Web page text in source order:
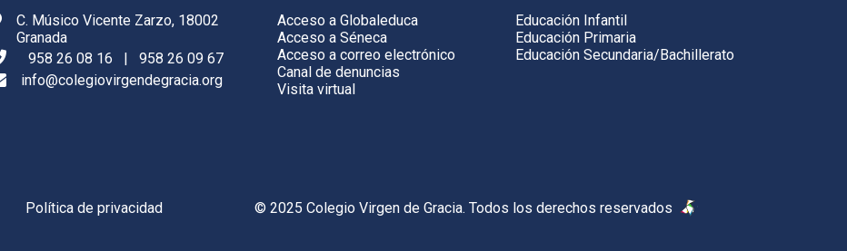
C. Músico Vicente Zarzo, 18002
Granada
958 26 08 16
|
958 26 09 67
info@colegiovirgendegracia.org
Acceso a Globaleduca
Acceso a Séneca
Acceso a correo electrónico
Canal de denuncias
Visita virtual
Educación Infantil
Educación Primaria
Educación Secundaria/Bachillerato
Política de privacidad © 2025 Colegio Virgen de Gracia. Todos los derechos reservados